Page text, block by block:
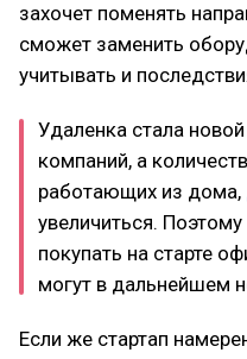
захочет поменять
сможет заменить
учитывать и
Удаленка стала
компаний, а
работающих из дома,
увеличиться.
покупать на старте
могут в дальнейшем
Если же стартап